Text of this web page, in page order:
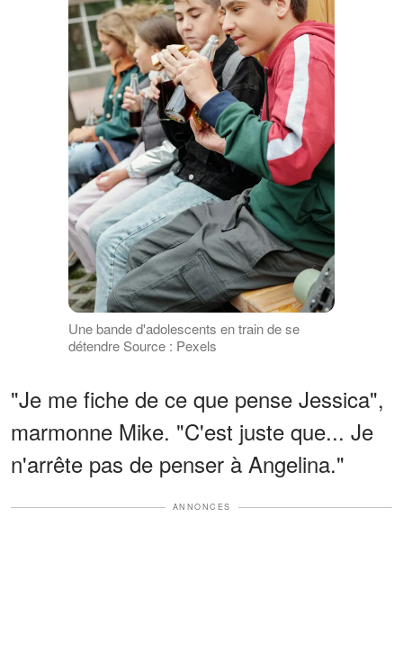
Une bande d'adolescents en train de se
détendre Source : Pexels
"Je me fiche de ce que pense Jessica",
marmonne Mike. "C'est juste que... Je
n'arrête pas de penser à Angelina."
ANNONCES